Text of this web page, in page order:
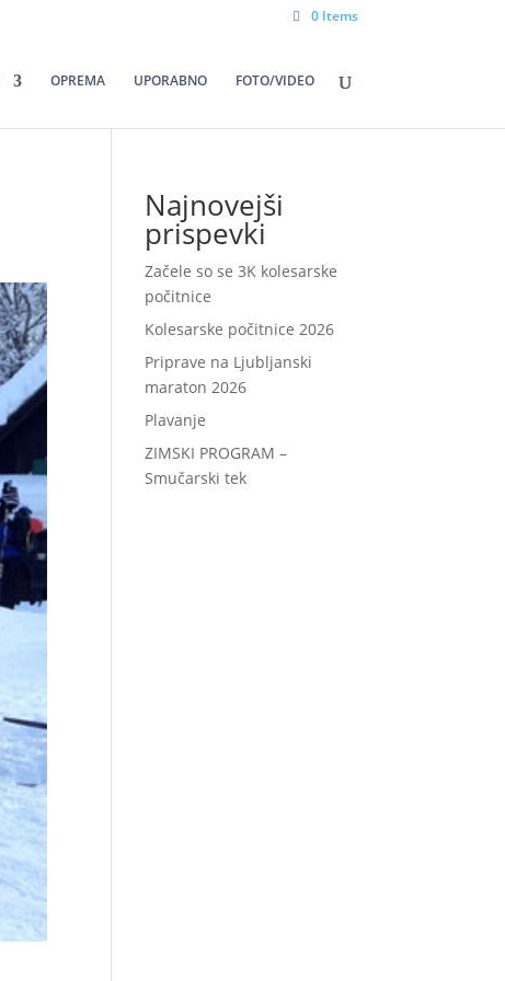
0 Items
OPREMA UPORABNO FOTO/VIDEO
Najnovejši
prispevki
Začele so se 3K kolesarske
počitnice
Kolesarske počitnice 2026
Priprave na Ljubljanski
maraton 2026
Plavanje
ZIMSKI PROGRAM –
Smučarski tek